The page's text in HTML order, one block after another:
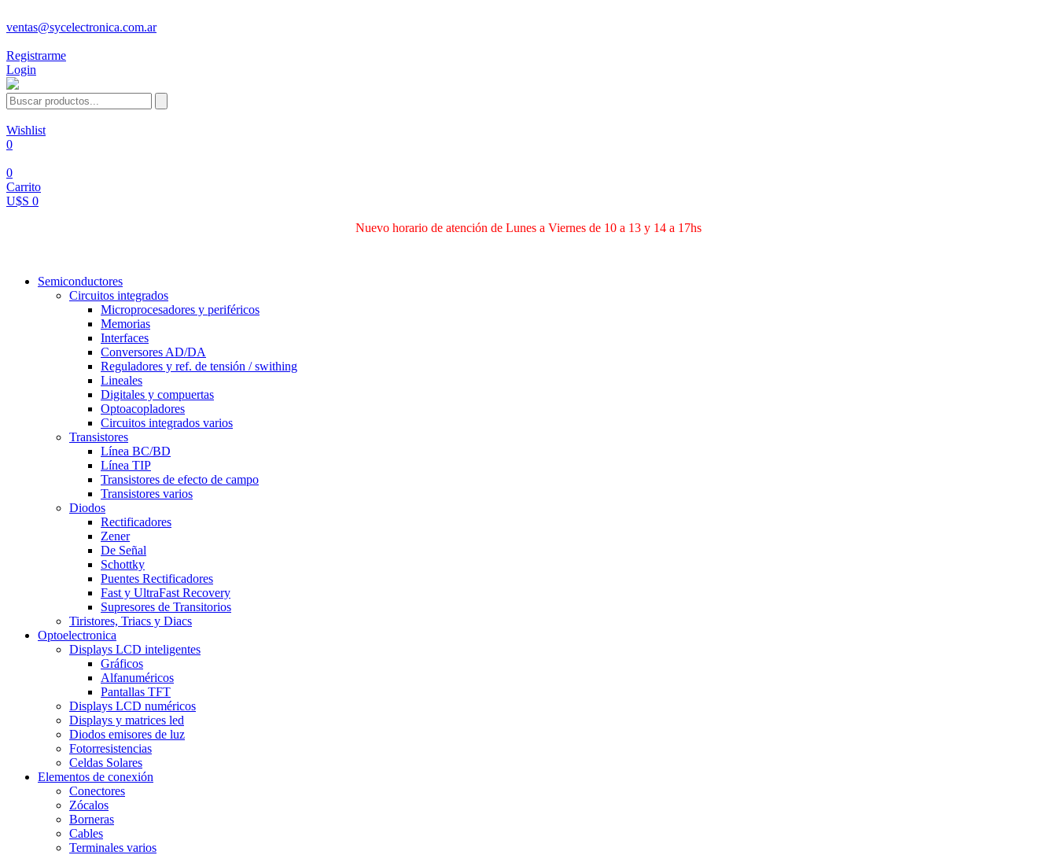
ventas@sycelectronica.com.ar
Registrarme
Login
Wishlist
0
0
Carrito
U$S 0
Nuevo horario de atención de Lunes a Viernes de 10 a 13 y 14 a 17hs
Semiconductores
Circuitos integrados
Microprocesadores y periféricos
Memorias
Interfaces
Conversores AD/DA
Reguladores y ref. de tensión / swithing
Lineales
Digitales y compuertas
Optoacopladores
Circuitos integrados varios
Transistores
Línea BC/BD
Línea TIP
Transistores de efecto de campo
Transistores varios
Diodos
Rectificadores
Zener
De Señal
Schottky
Puentes Rectificadores
Fast y UltraFast Recovery
Supresores de Transitorios
Tiristores, Triacs y Diacs
Optoelectronica
Displays LCD inteligentes
Gráficos
Alfanuméricos
Pantallas TFT
Displays LCD numéricos
Displays y matrices led
Diodos emisores de luz
Fotorresistencias
Celdas Solares
Elementos de conexión
Conectores
Zócalos
Borneras
Cables
Terminales varios